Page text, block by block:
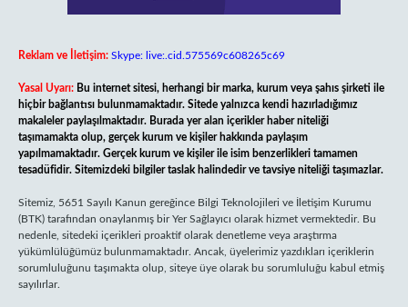
Reklam ve İletişim: Skype: live:.cid.575569c608265c69
Yasal Uyarı: Bu internet sitesi, herhangi bir marka, kurum veya şahıs şirketi ile
hiçbir bağlantısı bulunmamaktadır. Sitede yalnızca kendi hazırladığımız
makaleler paylaşılmaktadır. Burada yer alan içerikler haber niteliği
taşımamakta olup, gerçek kurum ve kişiler hakkında paylaşım
yapılmamaktadır. Gerçek kurum ve kişiler ile isim benzerlikleri tamamen
tesadüfidir. Sitemizdeki bilgiler taslak halindedir ve tavsiye niteliği taşımazlar.
Sitemiz, 5651 Sayılı Kanun gereğince Bilgi Teknolojileri ve İletişim Kurumu
(BTK) tarafından onaylanmış bir Yer Sağlayıcı olarak hizmet vermektedir. Bu
nedenle, sitedeki içerikleri proaktif olarak denetleme veya araştırma
yükümlülüğümüz bulunmamaktadır. Ancak, üyelerimiz yazdıkları içeriklerin
sorumluluğunu taşımakta olup, siteye üye olarak bu sorumluluğu kabul etmiş
sayılırlar.